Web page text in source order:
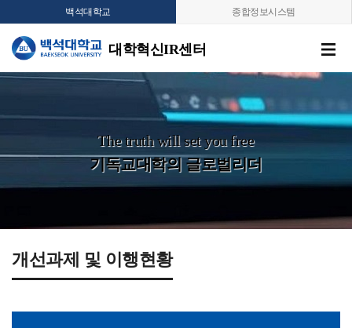
백석대학교 종합정보시스템
대학혁신IR센터
The truth will set you free
기독교대학의 글로벌리더
개선과제 및 이행현황